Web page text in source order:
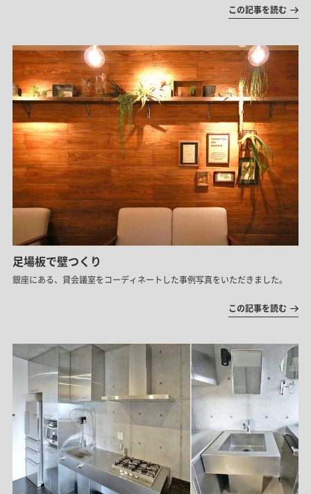
この記事を読む
足場板で壁つくり
銀座にある、貸会議室をコーディネートした事例写真をいただきました。
この記事を読む